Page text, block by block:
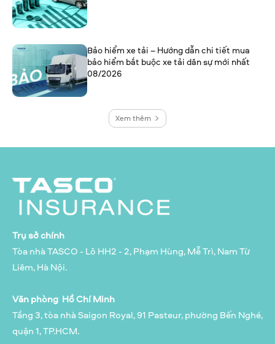
Bảo hiểm xe tải – Hướng dẫn chi tiết mua
bảo hiểm bắt buộc xe tải dân sự mới nhất
08/2026
Xem thêm
Trụ sở chính
Tòa nhà TASCO - Lô HH2 - 2, Phạm Hùng, Mễ Trì, Nam Từ
Liêm, Hà Nội.
Văn phòng Hồ Chí Minh
Tầng 3, tòa nhà Saigon Royal, 91 Pasteur, phường Bến Nghé,
quận 1, TP.HCM.